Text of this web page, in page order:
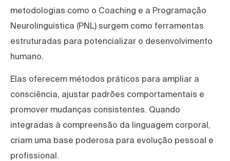
metodologias como o Coaching e a Programação
Neurolinguística (PNL) surgem como ferramentas
estruturadas para potencializar o desenvolvimento
humano.
Elas oferecem métodos práticos para ampliar a
consciência, ajustar padrões comportamentais e
promover mudanças consistentes. Quando
integradas à compreensão da linguagem corporal,
criam uma base poderosa para evolução pessoal e
profissional.